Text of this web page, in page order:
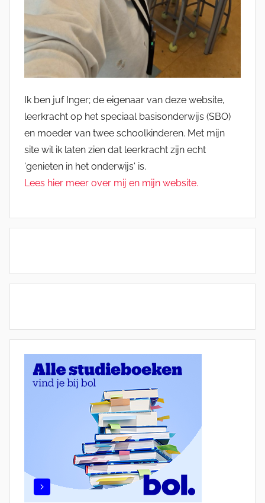
Ik ben juf Inger; de eigenaar van deze website,
leerkracht op het speciaal basisonderwijs (SBO)
en moeder van twee schoolkinderen. Met mijn
site wil ik laten zien dat leerkracht zijn echt
'genieten in het onderwijs' is.
Lees hier meer over mij en mijn website.